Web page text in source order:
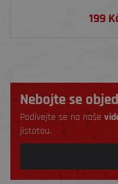
199
Nebojte se
Podívejte se na naše
jistotou.